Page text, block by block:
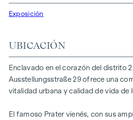
individuales. Gracias a su
de Viena y a la Universidad de
naturaleza, ocio y calidad de vida
La céntrica ubicación garantiza una
conexiones perfectas. La WU y la
encuentran a pocos minutos, donde
conceptuales y proveedores locales
cafés: los alrededores ofrecen una
Exposición
UBICACIÓN
Enclavado en el corazón del distrito
Ausstellungsstraße 29 ofrece una
vitalidad urbana y calidad de vida de
El famoso Prater vienés, con sus